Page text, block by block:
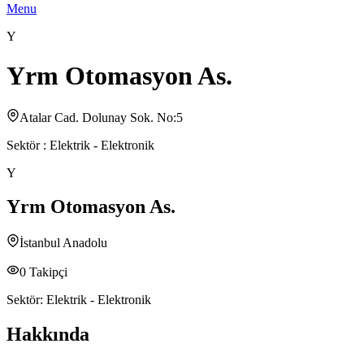
Menu
Y
Yrm Otomasyon As.
Atalar Cad. Dolunay Sok. No:5
Sektör : Elektrik - Elektronik
Y
Yrm Otomasyon As.
İstanbul Anadolu
0 Takipçi
Sektör: Elektrik - Elektronik
Hakkında